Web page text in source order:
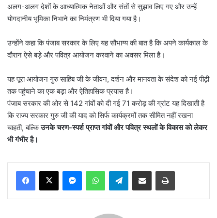
अलग-अलग देशों के आध्यात्मिक नेताओं और संतों से सुझाव लिए गए और उन्हें
योगदानीय भूमिका निभाने का निमंत्रण भी दिया गया है।
उन्होंने कहा कि पंजाब सरकार के लिए यह सौभाग्य की बात है कि अपने कार्यकाल के
दौरान ऐसे बड़े और पवित्र आयोजन करवाने का अवसर मिला है।
यह पूरा आयोजन गुरु साहिब जी के जीवन, दर्शन और मानवता के संदेश को नई पीढ़ी
तक पहुंचाने का एक बड़ा और ऐतिहासिक प्रयास है।
पंजाब सरकार की ओर से 142 गांवों को दी गई 71 करोड़ की ग्रांट यह दिखाती है
कि राज्य सरकार गुरु जी की याद को सिर्फ कार्यक्रमों तक सीमित नहीं रखना
चाहती, बल्किउनके चरण-स्पर्श प्राप्त गांवों और पवित्र स्थलों के विकास को लेकर
भी गंभीर है।
MessengerWhatsAppTelegramShare via Email Print